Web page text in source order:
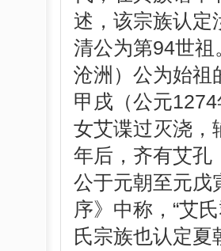
述，该宗族认定
清公为第94世
沧洲）公为始祖
甲戌（公元
女艾谍过灭浇，
年后，齐有艾孔
公于元朝至元戊
序》中称，“艾
氏宗族也认定夏